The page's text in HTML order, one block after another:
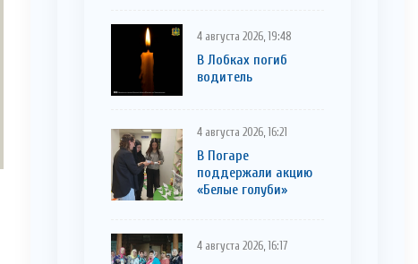
4 августа 2026, 19:48
В Лобках погиб
водитель
4 августа 2026, 16:21
В Погаре
поддержали акцию
«Белые голуби»
4 августа 2026, 16:17